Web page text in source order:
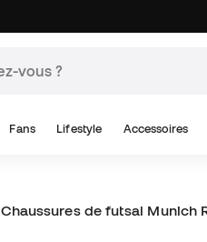
Fans Lifestyle Accessoires
Chaussures de futsal Munich